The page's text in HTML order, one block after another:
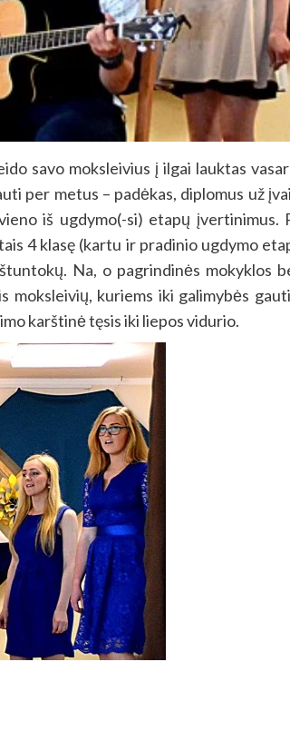
savo moksleivius į ilgai lauktas
per metus – padėkas, diplomus už
iš ugdymo(-si) etapų įvertinimus.
4 klasę (kartu ir pradinio ugdymo
Na, o pagrindinės mokyklos
moksleivių, kuriems iki galimybės
karštinė tęsis iki liepos vidurio.